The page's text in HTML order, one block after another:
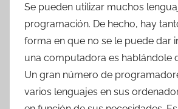
Se pueden utilizar muchos
programación. De hecho, hay
forma en que no se le puede dar
una computadora es hablándole
Un gran número de
varios lenguajes en sus